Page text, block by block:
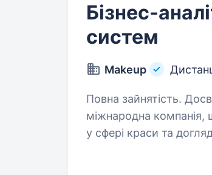
Бізнес-
систем
Makeup
Повна зайнятість. Досвід
міжнародна компанія,
у сфері краси та